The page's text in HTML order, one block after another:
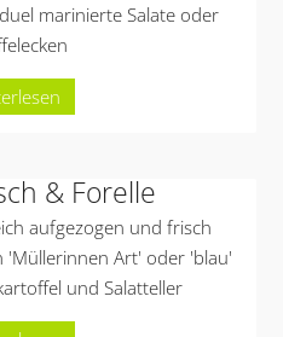
marinierte Salate oder
& Forelle
aufgezogen und frisch
'Müllerinnen Art' oder 'blau'
und Salatteller